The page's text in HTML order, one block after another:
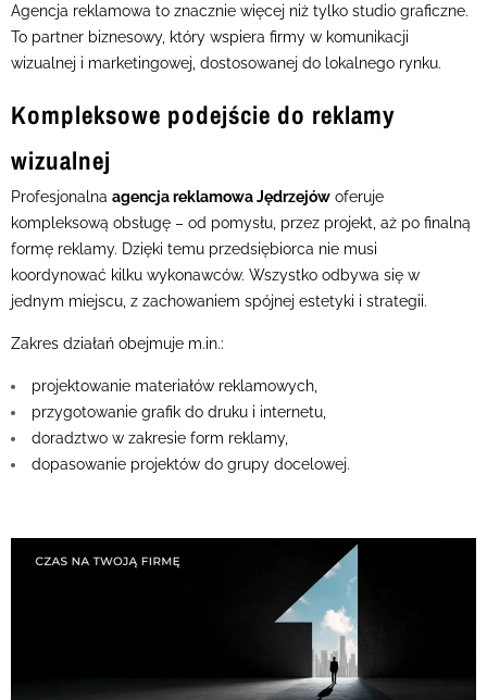
Agencja reklamowa to znacznie więcej niż tylko studio graficzne.
To partner biznesowy, który wspiera firmy w komunikacji
wizualnej i marketingowej, dostosowanej do lokalnego rynku.
Kompleksowe podejście do reklamy
wizualnej
Profesjonalna agencja reklamowa Jędrzejów oferuje
kompleksową obsługę – od pomysłu, przez projekt, aż po finalną
formę reklamy. Dzięki temu przedsiębiorca nie musi
koordynować kilku wykonawców. Wszystko odbywa się w
jednym miejscu, z zachowaniem spójnej estetyki i strategii.
Zakres działań obejmuje m.in.:
projektowanie materiałów reklamowych,
przygotowanie grafik do druku i internetu,
doradztwo w zakresie form reklamy,
dopasowanie projektów do grupy docelowej.